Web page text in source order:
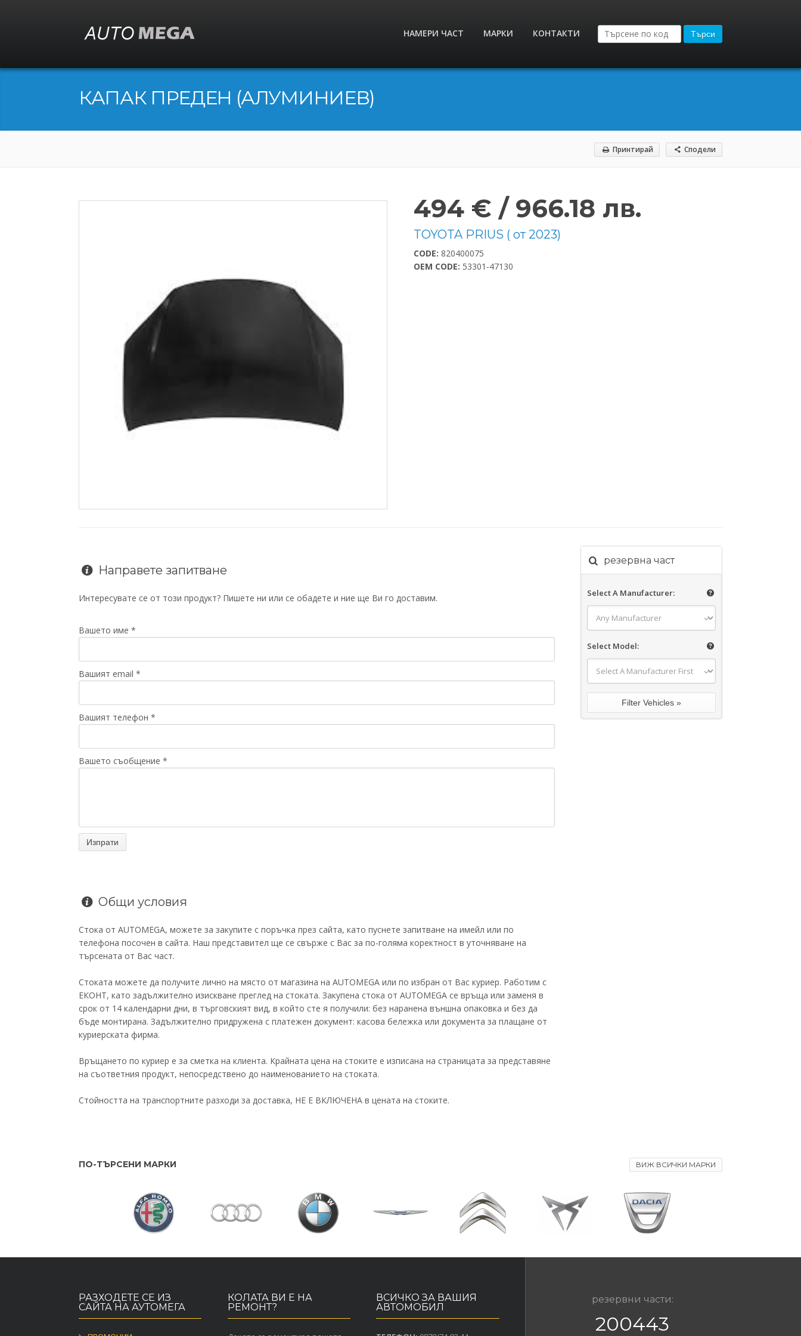
НАМЕРИ ЧАСТ МАРКИ КОНТАКТИ Търси
КАПАК ПРЕДЕН (АЛУМИНИЕВ)
Сподели
Принтирай
494 € / 966.18 лв.
TOYOTA PRIUS ( от 2023)
CODE: 820400075
OEM CODE: 53301-47130
Направете запитване
Интересувате се от този продукт? Пишете ни или се обадете и ние ще Ви го доставим.
Вашето име *
Вашият email *
Вашият телефон *
Вашето съобщение *
Общи условия
Стока от AUTOMEGA, можете за закупите с поръчка през сайта, като пуснете запитване на имейл или по
телефона посочен в сайта. Наш представител ще се свърже с Вас за по-голяма коректност в уточняване на
търсената от Вас част.
Стоката можете да получите лично на място от магазина на AUTOMEGA или по избран от Вас куриер. Работим с
ЕКОНТ, като задължително изискване преглед на стоката. Закупена стока от AUTOMEGA се връща или заменя в
срок от 14 календарни дни, в търговският вид, в който сте я получили: без наранена външна опаковка и без да
бъде монтирана. Задължително придружена с платежен документ: касова бележка или документа за плащане от
куриерската фирма.
Връщането по куриер е за сметка на клиента. Крайната цена на стоките е изписана на страницата за представяне
на съответния продукт, непосредствено до наименованието на стоката.
Стойността на транспортните разходи за доставка, НЕ Е ВКЛЮЧЕНА в цената на стоките.
резервна част
Select A Manufacturer:
Select Model:
ПО-ТЪРСЕНИ МАРКИ ВИЖ ВСИЧКИ МАРКИ
РАЗХОДЕТЕ СЕ ИЗ
САЙТА НА АУТОМЕГА
КОЛАТА ВИ Е НА
РЕМОНТ?
ВСИЧКО ЗА ВАШИЯ
АВТОМОБИЛ
резервни части:
200443